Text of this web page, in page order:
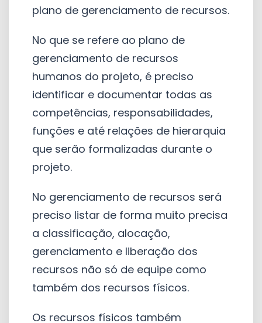
plano de gerenciamento de recursos.
No que se refere ao plano de
gerenciamento de recursos
humanos do projeto, é preciso
identificar e documentar todas as
competências, responsabilidades,
funções e até relações de hierarquia
que serão formalizadas durante o
projeto.
No gerenciamento de recursos será
preciso listar de forma muito precisa
a classificação, alocação,
gerenciamento e liberação dos
recursos não só de equipe como
também dos recursos físicos.
Os recursos físicos também